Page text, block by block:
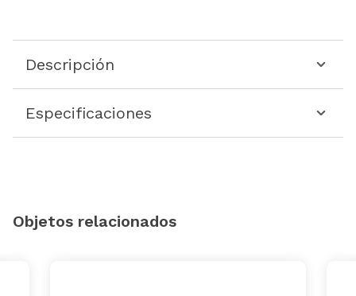
Descripción
Especificaciones
Objetos relacionados